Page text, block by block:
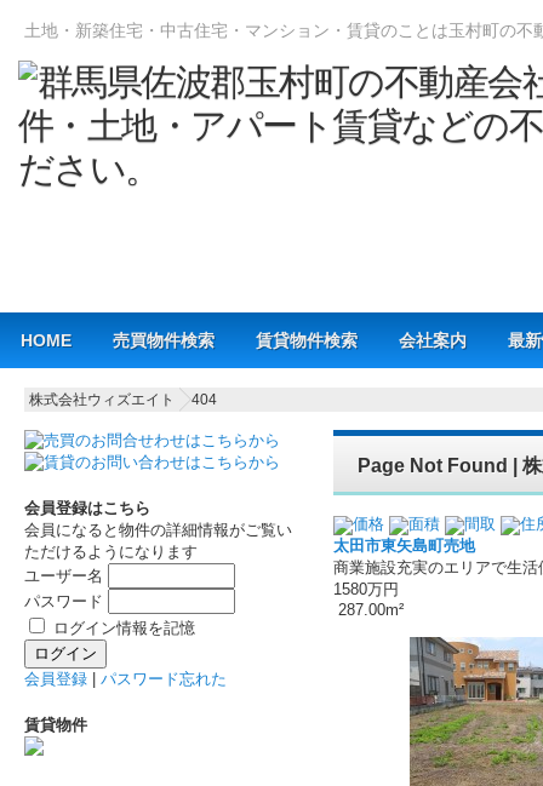
土地・新築住宅・中古住宅・マンション・賃貸のことは玉村町の
HOME 売買物件検索 賃貸物件検索 会社案内 最
株式会社ウィズエイト 404
Page Not Found |
価格 面積 間取
住
太田市東矢島町売地
商業施設充実のエリアで生
1580万円
287.00m²
会員登録はこちら
会員になると物件の詳細情報がご覧い
ただけるようになります
ユーザー名
パスワード
ログイン情報を記憶
会員登録 | パスワード忘れた
賃貸物件